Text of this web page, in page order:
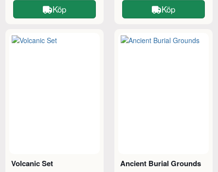
Köp Köp
Volcanic Set Ancient Burial Grounds